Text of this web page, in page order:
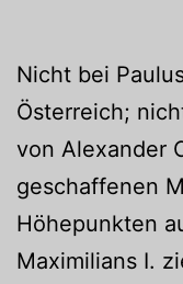
Nicht bei
Österreich;
von Alexander
geschaffenen
Höhepunkten
Maximilians I.